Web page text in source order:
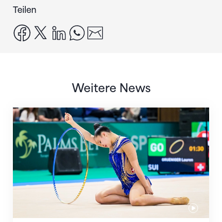
Teilen
facebook
x linkedinwhatsapp
Weitere News
Nächster Halt: Weltmeisterschaft